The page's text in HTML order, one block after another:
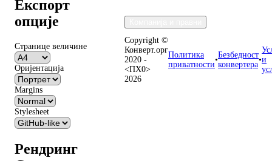
Експорт
опције
Странице величине
Оријентација
Margins
Stylesheet
Рендринг
Copyright ©
Конверт.орг
2020 -
<ПХ0>
2026
Политика
приватности
•
Безбедност
конвертера
•и